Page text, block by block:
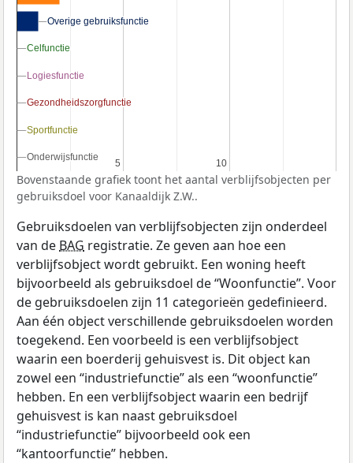
5
5 10
10
Overige gebruiksfunctie
Overige gebruiksfunctie
Celfunctie
Celfunctie
Logiesfunctie
Logiesfunctie
Gezondheidszorgfunctie
Gezondheidszorgfunctie
Sportfunctie
Sportfunctie
Onderwijsfunctie
Onderwijsfunctie
Bovenstaande grafiek toont het aantal verblijfsobjecten per
gebruiksdoel voor Kanaaldijk Z.W..
Gebruiksdoelen van verblijfsobjecten zijn onderdeel
van de BAG registratie. Ze geven aan hoe een
verblijfsobject wordt gebruikt. Een woning heeft
bijvoorbeeld als gebruiksdoel de “Woonfunctie”. Voor
de gebruiksdoelen zijn 11 categorieën gedefinieerd.
Aan één object verschillende gebruiksdoelen worden
toegekend. Een voorbeeld is een verblijfsobject
waarin een boerderij gehuisvest is. Dit object kan
zowel een “industriefunctie” als een “woonfunctie”
hebben. En een verblijfsobject waarin een bedrijf
gehuisvest is kan naast gebruiksdoel
“industriefunctie” bijvoorbeeld ook een
“kantoorfunctie” hebben.